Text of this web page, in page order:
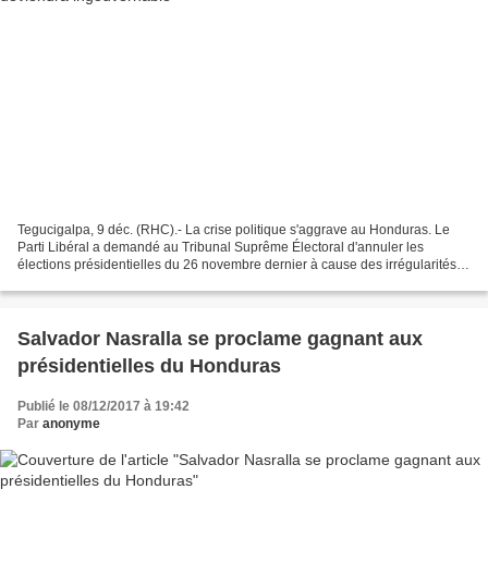
Tegucigalpa, 9 déc. (RHC).- La crise politique s'aggrave au Honduras. Le
Parti Libéral a demandé au Tribunal Suprême Électoral d'annuler les
élections présidentielles du 26 novembre dernier à cause des irrégularités
Salvador Nasralla se proclame gagnant aux
présidentielles du Honduras
Publié le 08/12/2017 à 19:42
Par anonyme